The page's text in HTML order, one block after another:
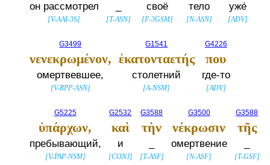
он рассмотрел
[V-AAI-3S] [T-ASN]
своё
[F-3GSM]
тело
[N-ASN]
уже́
[ADV]
G3499
νενεκρωμένον,
омертвевшее,
[V-RPP-ASN]
G1541
ἑκατονταετής
столетний
[A-NSM]
G4226
που
где-то
[ADV]
G5225
ὑπάρχων,
пребывающий,
[V-PAP-NSM]
G2532
καὶ
и
[CONJ]
G3588
τὴν
[T-ASF]
G3500
νέκρωσιν
омертвение
[N-ASF]
G3588
τῆς
[T-GSF]